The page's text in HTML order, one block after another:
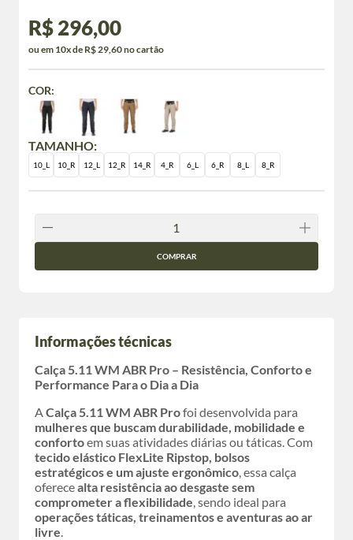
R$ 296,00
ou em 10x de R$ 29,60 no cartão
TAMANHO:
10_L 10_R 12_L 12_R 14_R 4_R 6_L 6_R 8_L 8_R
COR:
COMPRAR
Informações técnicas
Calça 5.11 WM ABR Pro – Resistência, Conforto e
Performance Para o Dia a Dia
ACalça 5.11 WM ABR Profoi desenvolvida para
mulheres que buscam durabilidade, mobilidade e
confortoem suas atividades diárias ou táticas. Com
tecido elástico FlexLite Ripstop, bolsos
estratégicos e um ajuste ergonômico, essa calça
oferecealta resistência ao desgaste sem
comprometer a flexibilidade, sendo ideal para
operações táticas, treinamentos e aventuras ao ar
livre.